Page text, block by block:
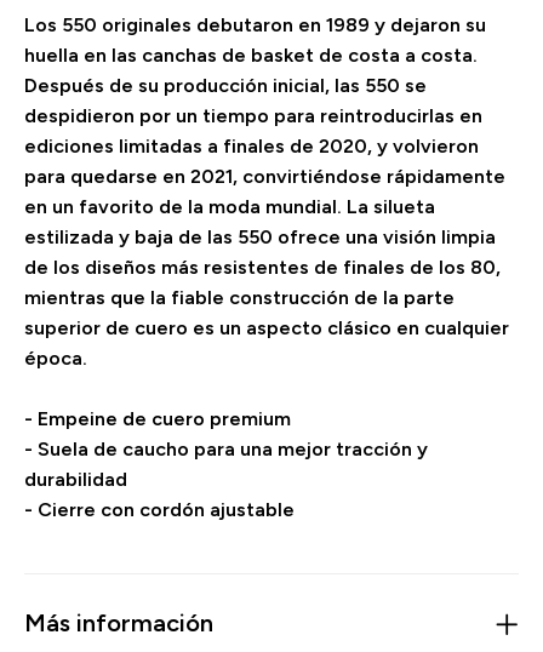
Los 550 originales debutaron en 1989 y dejaron su
huella en las canchas de basket de costa a costa.
Después de su producción inicial, las 550 se
despidieron por un tiempo para reintroducirlas en
ediciones limitadas a finales de 2020, y volvieron
para quedarse en 2021, convirtiéndose rápidamente
en un favorito de la moda mundial. La silueta
estilizada y baja de las 550 ofrece una visión limpia
de los diseños más resistentes de finales de los 80,
mientras que la fiable construcción de la parte
superior de cuero es un aspecto clásico en cualquier
época.
- Empeine de cuero premium
- Suela de caucho para una mejor tracción y
durabilidad
- Cierre con cordón ajustable
Más información